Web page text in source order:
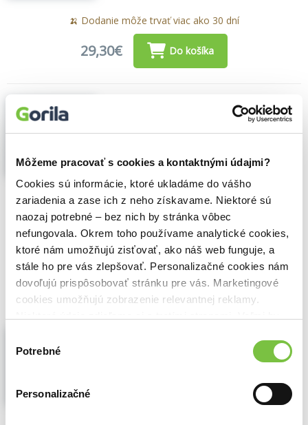
Môžeme pracovať s cookies a kontaktnými údajmi?
Cookies sú informácie, ktoré ukladáme do vášho
zariadenia a zase ich z neho získavame. Niektoré sú
naozaj potrebné – bez nich by stránka vôbec
nefungovala. Okrem toho používame analytické cookies,
ktoré nám umožňujú zisťovať, ako náš web funguje, a
stále ho pre vás zlepšovať. Personalizačné cookies nám
dovoľujú prispôsobovať stránku pre vás. Marketingové
cookies umožňujú zobrazenie relevantnej reklamy.
cookies.
súhlasu
Potrebné
Personalizačné
🍌 Dodanie môže trvať viac ako 30 dní
29,30€ Do košíka
slovné spojenie pochádza z hebrejčiny a
prekladá sa ako veľmi dobrý. Názov
albumu je zároveň aj názvom
Zobraziť viac
🍌 Odosielame o 4 dni.
11,20€ Do košíka
emócií a rôznych žánrov. Hosťujú hviezdy
scény. Pre fanúšikov, ktorí chcú počuť to